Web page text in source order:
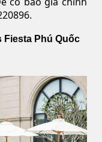
Fiesta Phú Quốc